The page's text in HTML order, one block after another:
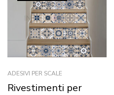
ADESIVI PER SCALE
Rivestimenti per